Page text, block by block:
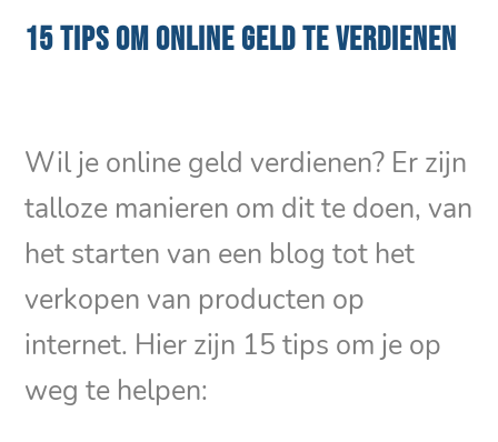
15 TIPS OM ONLINE GELD TE VERDIENEN
Wil je online geld verdienen? Er zijn
talloze manieren om dit te doen, van
het starten van een blog tot het
verkopen van producten op
internet. Hier zijn 15 tips om je op
weg te helpen: